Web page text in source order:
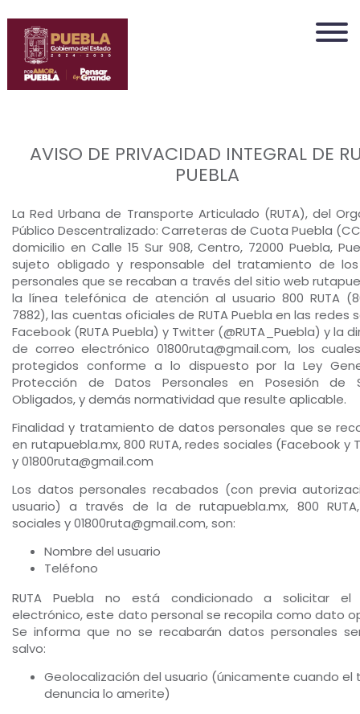
este
sitio
web
incluye
accesibilidad.
AVISO DE PRIVACIDAD INTEGRAL DE
PUEBLA
La Red Urbana de Transporte Articulado (RUTA), del
Público Descentralizado: Carreteras de Cuota Puebla
domicilio en Calle 15 Sur 908, Centro, 72000 Puebla,
sujeto obligado y responsable del tratamiento de
personales que se recaban a través del sitio web
la línea telefónica de atención al usuario 800 RUTA
7882), las cuentas oficiales de RUTA Puebla en las redes
Facebook (RUTA Puebla) y Twitter (@RUTA_Puebla) y la
de correo electrónico 01800ruta@gmail.com, los
protegidos conforme a lo dispuesto por la Ley
Protección de Datos Personales en Posesión de
Obligados, y demás normatividad que resulte aplicable.
Finalidad y tratamiento de datos personales que se
en rutapuebla.mx, 800 RUTA, redes sociales (Facebook y
y 01800ruta@gmail.com
Los datos personales recabados (con previa
usuario) a través de la de rutapuebla.mx, 800
sociales y 01800ruta@gmail.com, son:
Nombre del usuario
Teléfono
RUTA Puebla no está condicionado a solicitar el
electrónico, este dato personal se recopila como dato
Se informa que no se recabarán datos personales
salvo:
Geolocalización del usuario (únicamente cuando el
denuncia lo amerite)